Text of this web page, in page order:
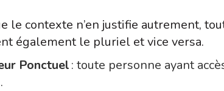
le contexte n’en justifie autrement,
également le pluriel et vice versa.
Ponctuel: toute personne ayant